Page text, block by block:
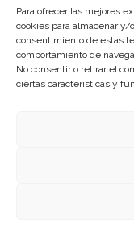
Para ofrecer las mejores
cookies para almacenar y/
consentimiento de estas
comportamiento de
No consentir o retirar el
ciertas características y
La gestión de la
Regulador es
Instituto